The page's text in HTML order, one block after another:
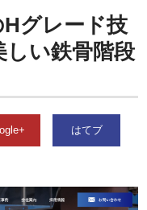
グレード技
い鉄骨階段
はてブ